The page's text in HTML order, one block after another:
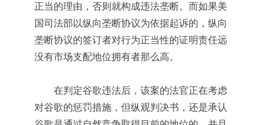
正当的理由，否则就构成违法垄断。而如果美
国司法部以纵向垄断协议为依据起诉的，纵向
垄断协议的签订者对行为正当性的证明责任远
没有市场支配地位拥有者那么高。
在判定谷歌违法后，该案的法官正在考虑
对谷歌的惩罚措施，但纵观判决书，还是承认